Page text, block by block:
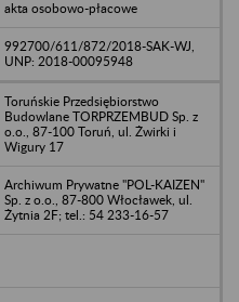
akta osobowo-płacowe
992700/611/872/2018-SAK-WJ,
UNP: 2018-00095948
Toruńskie Przedsiębiorstwo
Budowlane TORPRZEMBUD Sp. z
o.o., 87-100 Toruń, ul. Żwirki i
Wigury 17
Archiwum Prywatne "POL-KAIZEN"
Sp. z o.o., 87-800 Włocławek, ul.
Żytnia 2F; tel.: 54 233-16-57